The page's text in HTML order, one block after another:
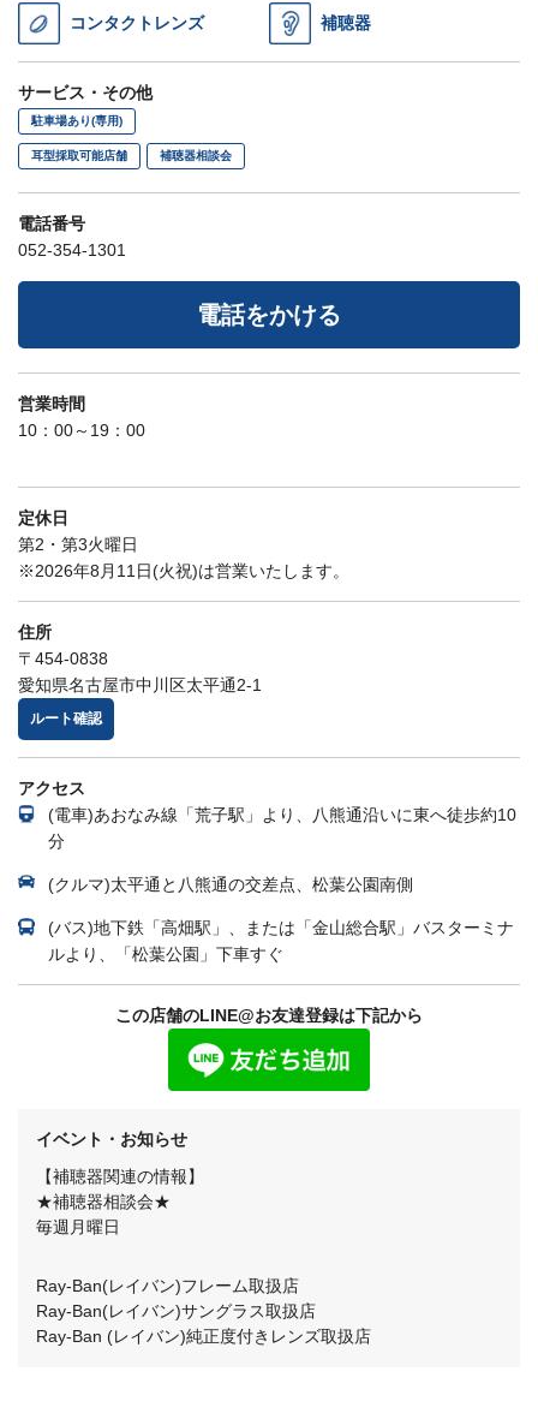
コンタクトレンズ 補聴器
サービス・その他
駐車場あり(専用)
耳型採取可能店舗 補聴器相談会
電話番号
052-354-1301
電話をかける
営業時間
10：00～19：00
定休日
第2・第3火曜日
※2026年8月11日(火祝)は営業いたします。
住所
〒454-0838
愛知県名古屋市中川区太平通2-1
ルート確認
アクセス
(電車)あおなみ線「荒子駅」より、八熊通沿いに東へ徒歩約10
分
(クルマ)太平通と八熊通の交差点、松葉公園南側
(バス)地下鉄「高畑駅」、または「金山総合駅」バスターミナ
ルより、「松葉公園」下車すぐ
この店舗のLINE@お友達登録は下記から
イベント・お知らせ
【補聴器関連の情報】
★補聴器相談会★
毎週月曜日
Ray-Ban(レイバン)フレーム取扱店
Ray-Ban(レイバン)サングラス取扱店
Ray-Ban (レイバン)純正度付きレンズ取扱店